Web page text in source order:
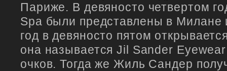
Париже. В девяносто четвертом
Spa были представлены в
год в девяносто пятом
она называется Jil Sander
очков. Тогда же Жиль Сандер